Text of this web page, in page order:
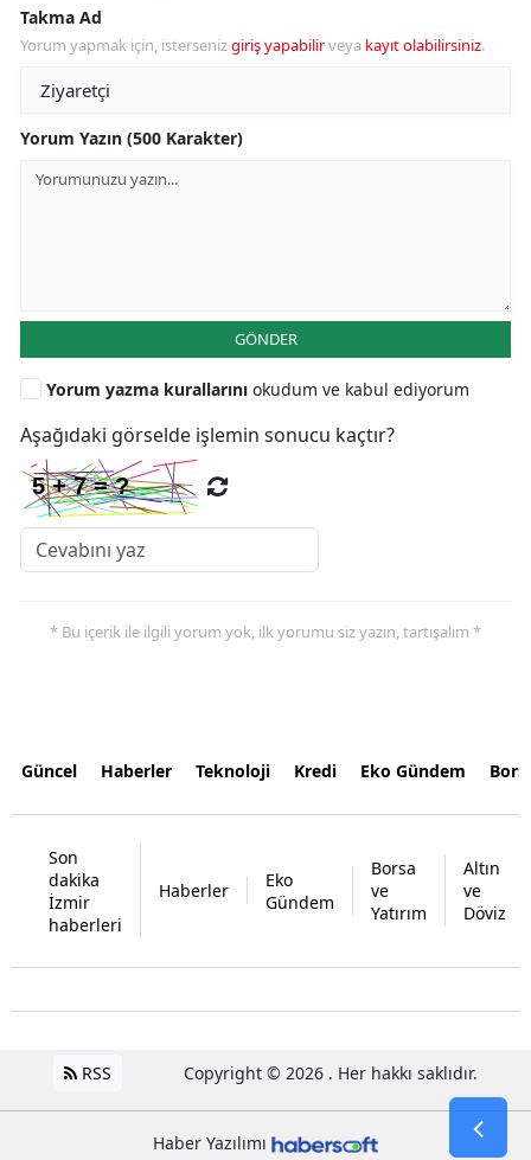
Takma Ad
Yorum yapmak için, istersenizgiriş yapabilirveya kayıt olabilirsiniz.
Yorum Yazın (500 Karakter)
GÖNDER
Yorum yazma kurallarını okudum ve kabul ediyorum
Aşağıdaki görselde işlemin sonucu kaçtır?
* Bu içerik ile ilgili yorum yok, ilk yorumu siz yazın, tartışalım *
Güncel Haberler Teknoloji Kredi Eko Gündem
Son
dakika
İzmir
haberleri
Haberler
Eko
Gündem
Borsa
ve
Yatırım
Altın
ve
Döviz
RSS Copyright © 2026 . Her hakkı saklıdır.
Haber Yazılımı